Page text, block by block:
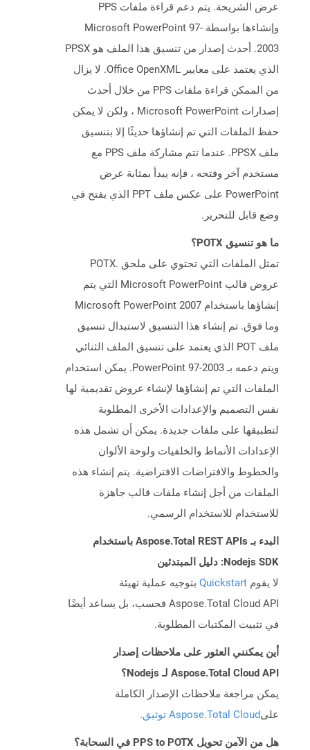
عرض الشريحة. يتم دعم قراءة ملفات PPS
وإنشاءها بواسطة Microsoft PowerPoint 97-
2003. أحدث إصدار من تنسيق هذا الملف هو PPSX
الذي يعتمد على معايير Office OpenXML. لا يزال
من الممكن قراءة ملفات PPS من خلال أحدث
إصدارات Microsoft PowerPoint ، ولكن لا يمكن
حفظ الملفات التي تم إنشاؤها حديثًا إلا بتنسيق
ملف PPSX. عندما تتم مشاركة ملف PPS مع
مستخدم آخر وفتحه ، فإنه يبدأ بمثابة عرض
PowerPoint على عكس ملف PPT الذي يفتح في
وضع قابل للتحرير.
ما هو تنسيق POTX؟
تمثل الملفات التي تحتوي على ملحق .POTX
عروض قالب Microsoft PowerPoint التي يتم
إنشاؤها باستخدام Microsoft PowerPoint 2007
وما فوق. تم إنشاء هذا التنسيق لاستبدال تنسيق
ملف POT الذي يعتمد على تنسيق الملف الثنائي
ويتم دعمه بـ PowerPoint 97-2003. يمكن استخدام
الملفات التي تم إنشاؤها لإنشاء عروض تقديمية لها
نفس التصميم والإعدادات الأخرى المطلوبة
لتطبيقها على ملفات جديدة. يمكن أن تشمل هذه
الإعدادات الأنماط والخلفيات ولوحة الألوان
والخطوط والافتراضات الافتراضية. يتم إنشاء هذه
الملفات من أجل إنشاء ملفات قالب جاهزة
للاستخدام للاستخدام الرسمي.
البدء بـ Aspose.Total REST APIs باستخدام
Nodejs SDK: دليل المبتدئين
لا يقوم Quickstart بتوجيه عملية تهيئة
Aspose.Total Cloud API فحسب، بل يساعد أيضًا
في تثبيت المكتبات المطلوبة.
أين يمكنني العثور على ملاحظات إصدار
Aspose.Total Cloud API لـ Nodejs؟
يمكن مراجعة ملاحظات الإصدار الكاملة
علىAspose.Total Cloud توثيق .
هل من الآمن تحويل PPS to POTX في السحابة؟